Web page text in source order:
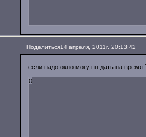
Поделиться14 апреля, 2011г. 20:13:42
если надо окно могу пп дать на время
0